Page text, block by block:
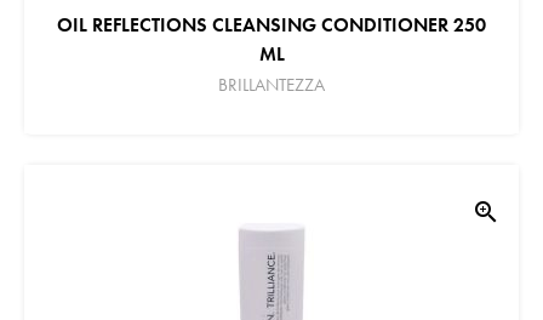
OIL REFLECTIONS CLEANSING CONDITIONER 250
ML
BRILLANTEZZA
zoom_in